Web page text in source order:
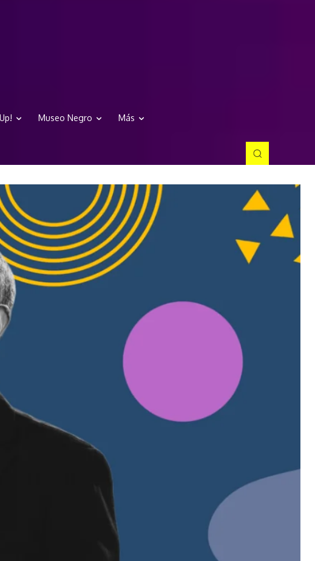
Museo Negro Más